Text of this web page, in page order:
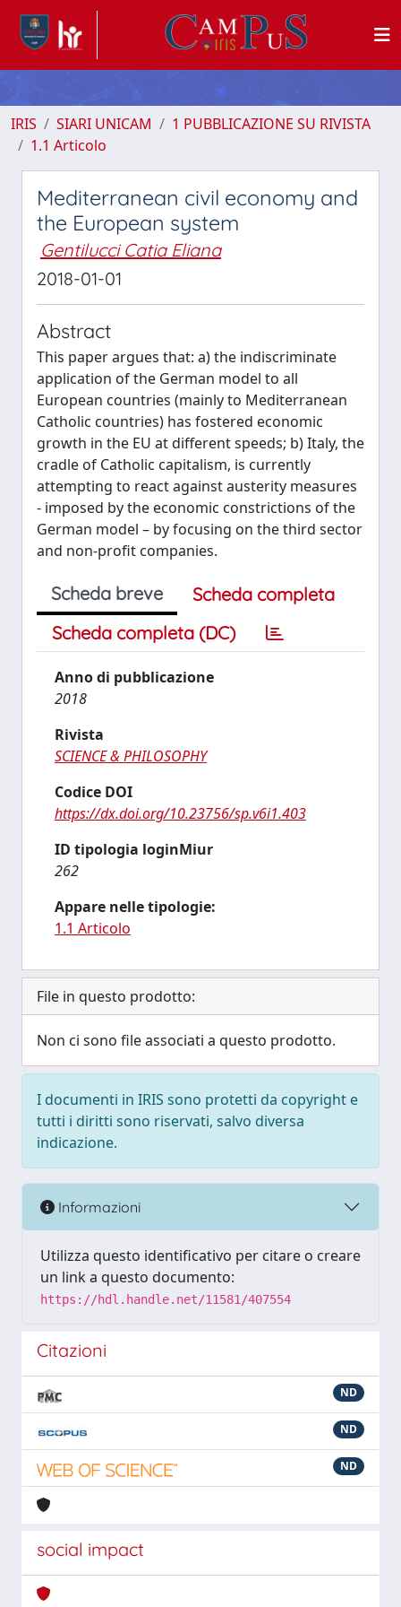
IRIS SIARI UNICAM
1 PUBBLICAZIONE SU RIVISTA
1.1 Articolo
Mediterranean civil economy and
the European system
Gentilucci Catia Eliana
2018-01-01
Abstract
This paper argues that: a) the indiscriminate
application of the German model to all
European countries (mainly to Mediterranean
Catholic countries) has fostered economic
growth in the EU at different speeds; b) Italy, the
cradle of Catholic capitalism, is currently
attempting to react against austerity measures
- imposed by the economic constrictions of the
German model – by focusing on the third sector
and non-profit companies.
Scheda breve
Scheda completa
Scheda completa (DC)
Anno di pubblicazione
2018
Rivista
SCIENCE & PHILOSOPHY
Codice DOI
https://dx.doi.org/10.23756/sp.v6i1.403
ID tipologia loginMiur
262
Appare nelle tipologie:
1.1 Articolo
File in questo prodotto:
Non ci sono file associati a questo prodotto.
I documenti in IRIS sono protetti da copyright e
tutti i diritti sono riservati, salvo diversa
indicazione.
Informazioni
Utilizza questo identificativo per citare o creare
un link a questo documento:
https://hdl.handle.net/11581/407554
Citazioni
ND
ND
ND
social impact